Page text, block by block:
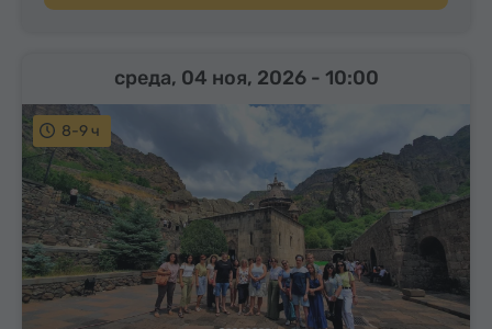
8-9 ч
среда, 04 ноя, 2026 - 10:00